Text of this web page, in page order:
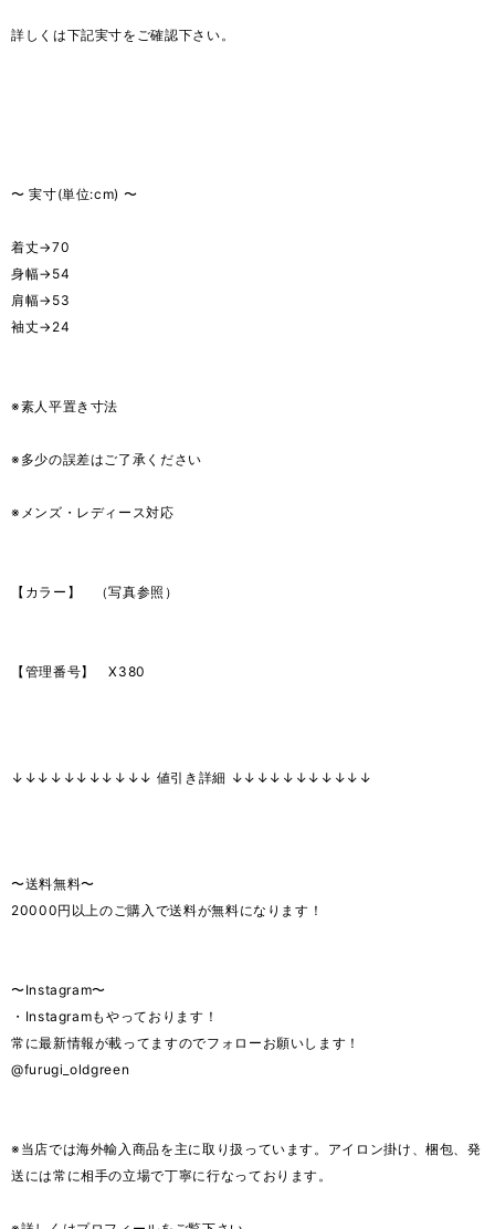
詳しくは下記実寸をご確認下さい。
〜 実寸(単位:cm) 〜
着丈→70
身幅→54
肩幅→53
袖丈→24
※素人平置き寸法
※多少の誤差はご了承ください
※メンズ・レディース対応
【カラー】 （写真参照）
【管理番号】 X380
↓↓↓↓↓↓↓↓↓↓↓ 値引き詳細 ↓↓↓↓↓↓↓↓↓↓↓
〜送料無料〜
20000円以上のご購入で送料が無料になります！
〜Instagram〜
・Instagramもやっております！
常に最新情報が載ってますのでフォローお願いします！
@furugi_oldgreen
※当店では海外輸入商品を主に取り扱っています。アイロン掛け、梱包、発
送には常に相手の立場で丁寧に行なっております。